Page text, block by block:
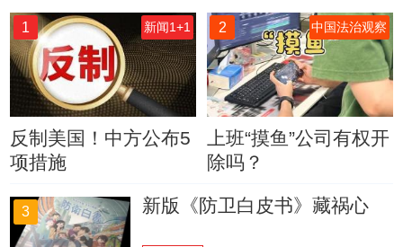
1 新闻1+1
反制美国！中方公布5
项措施
2 中国法治观察
上班“摸鱼”公司有权开
除吗？
3 新版《防卫白皮书》藏祸心